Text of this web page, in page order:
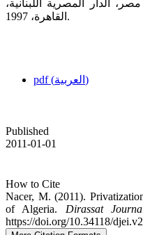
الدار المصرية اللبنانية،
القاهرة، 1997.
pdf (العربية)
Published
2011-01-01
How to Cite
Nacer, M. (2011).
of Algeria. Dirassat
https://doi.org/10.34118/